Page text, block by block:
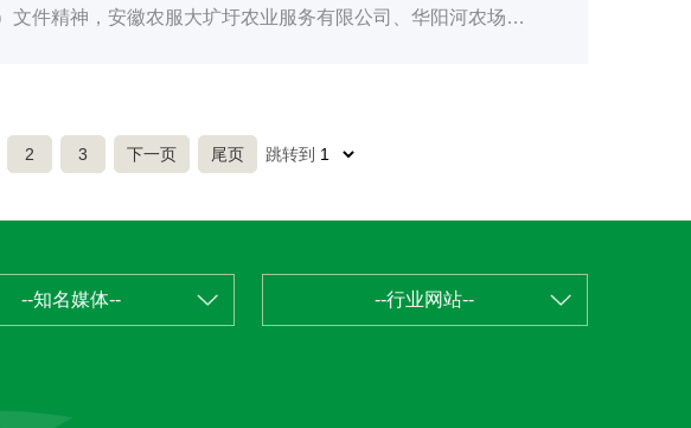
文件精神，安徽农服大圹圩农业服务有限公司、华阳河农场农
2 3 下一页 尾页 跳转到
--知名媒体-- --行业网站--